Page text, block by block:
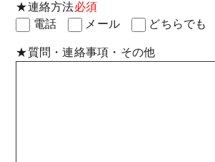
★連絡方法必須
電話
メール どちらでも
★質問・連絡事項・その他